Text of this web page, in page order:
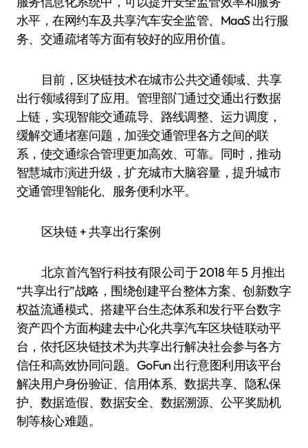
水平，在网约车及共享汽车安全监管、MaaS 出行服
务、交通疏堵等方面有较好的应用价值。
目前，区块链技术在城市公共交通领域、共享
出行领域得到了应用。管理部门通过交通出行数据
上链，实现智能交通疏导、路线调整、运力调度，
缓解交通堵塞问题，加强交通管理各方之间的联
系，使交通综合管理更加高效、可靠。同时，推动
智慧城市演进升级，扩充城市大脑容量，提升城市
交通管理智能化、服务便利水平。
区块链 + 共享出行案例
北京首汽智行科技有限公司于 2018 年 5 月推出
“共享出行”战略，围绕创建平台整体方案、创新数字
权益流通模式、搭建平台生态体系和发行平台数字
资产四个方面构建去中心化共享汽车区块链联动平
台，依托区块链技术为共享出行解决社会参与各方
信任和高效协同问题。GoFun 出行意图利用该平台
解决用户身份验证、信用体系、数据共享、隐私保
护、数据造假、数据安全、数据溯源、公平奖励机
制等核心难题。